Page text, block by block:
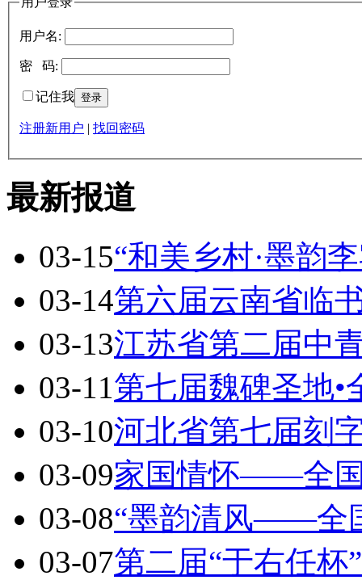
用户名:
密 码:
记住我
注册新用户 找回密码
最新报道
03-15“和美乡村·墨韵
03-14第六届云南省临
03-13江苏省第二届中
03-11第七届魏碑圣地•
03-10河北省第七届刻
03-09家国情怀——全
03-08“墨韵清风——全
03-07第二届“于右任